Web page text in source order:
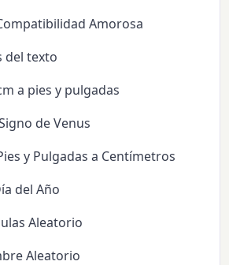
Amorosa
del texto
a pies y pulgadas
de Venus
y Pulgadas a Centímetros
del Año
Aleatorio
Aleatorio